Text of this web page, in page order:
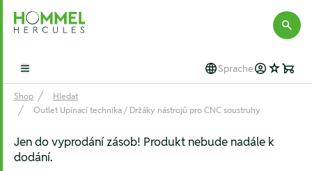
Hommel Hercules
Open main menu Sprache
Shop
Hledat
Outlet Upínací technika / Držáky nástrojů pro CNC soustruhy
Jen do vyprodání zásob! Produkt nebude nadále k
dodání.